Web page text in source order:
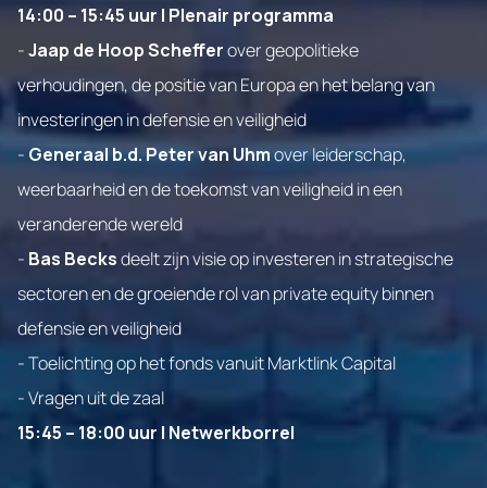
14:00 – 15:45 uur | Plenair programma
-Jaap de Hoop Schefferover geopolitieke
verhoudingen, de positie van Europa en het belang van
investeringen in defensie en veiligheid
- Generaal b.d. Peter van Uhmover leiderschap,
weerbaarheid en de toekomst van veiligheid in een
veranderende wereld
- Bas Becksdeelt zijn visie op investeren in strategische
sectoren en de groeiende rol van private equity binnen
defensie en veiligheid
- Toelichting op het fonds vanuit Marktlink Capital
- Vragen uit de zaal
15:45 – 18:00 uur | Netwerkborrel